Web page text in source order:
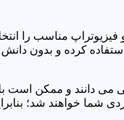
مناسب را
کرده و بدون دانش
می دانند و ممکن است
شما خواهند شد؛